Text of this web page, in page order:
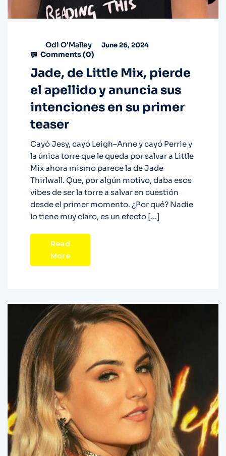
Odi O'Malley June 26, 2024
Comments (0)
Jade, de Little Mix, pierde
el apellido y anuncia sus
intenciones en su primer
teaser
Cayó Jesy, cayó Leigh–Anne y cayó Perrie y
la única torre que le queda por salvar a Little
Mix ahora mismo parece la de Jade
Thirlwall. Que, por algún motivo, daba esos
vibes de ser la torre a salvar en cuestión
desde el primer momento. ¿Por qué? Nadie
lo tiene muy claro, es un efecto […]
Read
More